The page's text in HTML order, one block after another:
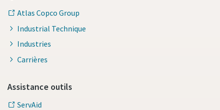
Atlas Copco Group
Industrial Technique
Industries
Carrières
Assistance outils
ServAid